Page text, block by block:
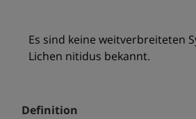
Es sind keine weitverbreiteten
Lichen nitidus bekannt.
Definition